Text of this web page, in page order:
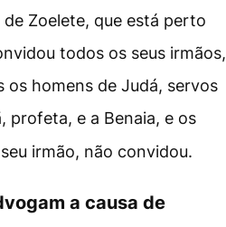
Zoelete, que está perto
todos os seus irmãos,
os homens de Judá, servos
profeta, e a Benaia, e os
irmão, não convidou.
a causa de